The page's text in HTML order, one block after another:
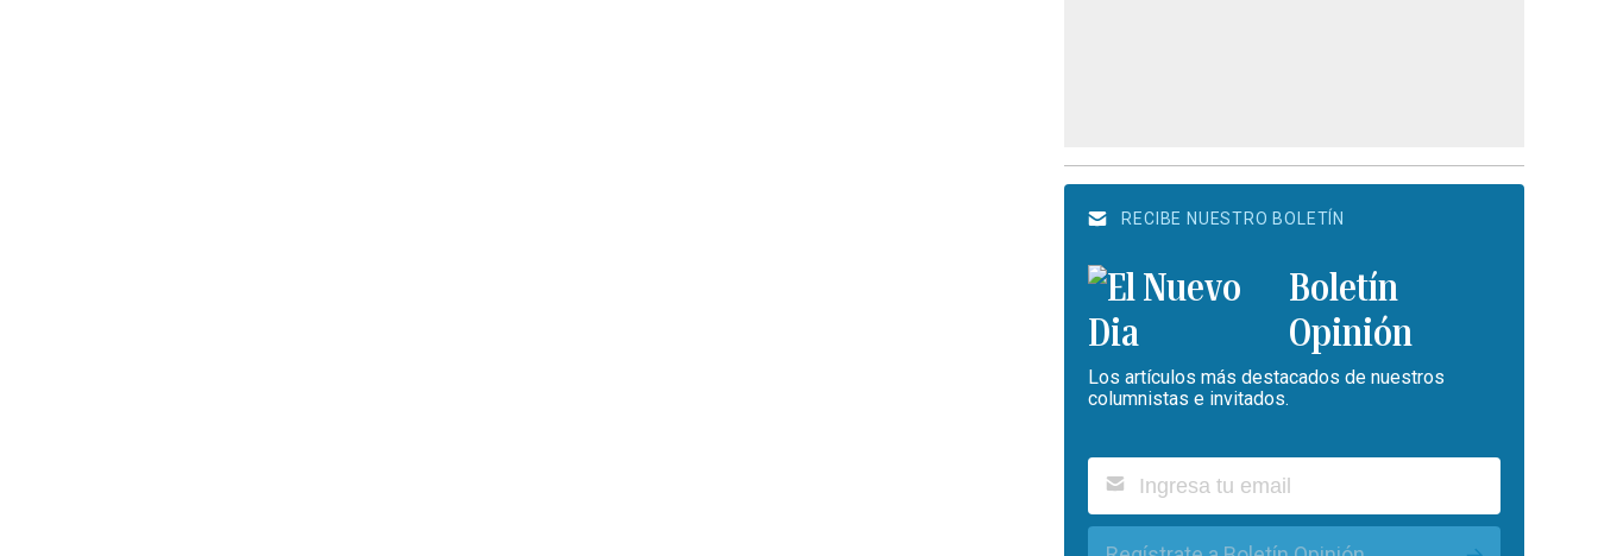
RECIBE NUESTRO BOLETÍN
Boletín
Opinión
Los artículos más destacados de nuestros
columnistas e invitados.